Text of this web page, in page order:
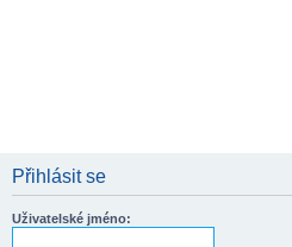
Přihlásit se
Uživatelské jméno: